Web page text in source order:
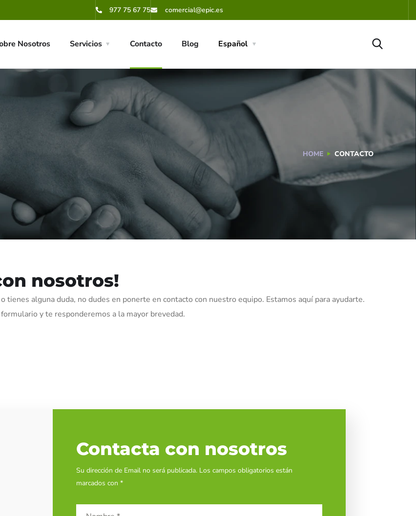
977 75 67 75 comercial@epic.es
Nosotros Servicios Contacto Blog Español
HOME CONTACTO
nosotros!
tienes alguna duda, no dudes en ponerte en contacto con nuestro equipo. Estamos aquí para ayudarte.
y te responderemos a la mayor brevedad.
Contacta con nosotros
Su dirección de Email no será publicada. Los campos obligatorios están
marcados con *